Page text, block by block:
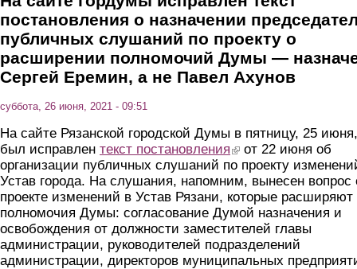
постановления о назначении
публичных слушаний по проекту о
расширении полномочий Думы —
Сергей Еремин, а не Павел Ахунов
суббота, 26 июня, 2021 - 09:51
На сайте Рязанской городской Думы в пятницу, 25 июня,
был исправлен текст постановления (link is external)
от 22 июня об
организации публичных слушаний по проекту
Устав города. На слушания, напомним, вынесен вопрос
проекте изменений в Устав Рязани, которые расширяют
полномочия Думы: согласование Думой назначения и
освобождения от должности заместителей главы
администрации, руководителей подразделений
администрации, директоров муниципальных